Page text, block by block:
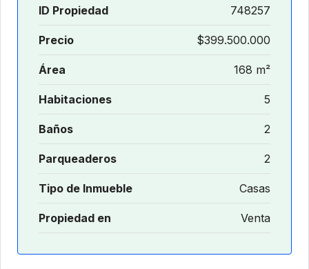
ID Propiedad 748257
Precio $399.500.000
Área 168 m²
Habitaciones 5
Baños 2
Parqueaderos 2
Tipo de Inmueble Casas
Propiedad en Venta